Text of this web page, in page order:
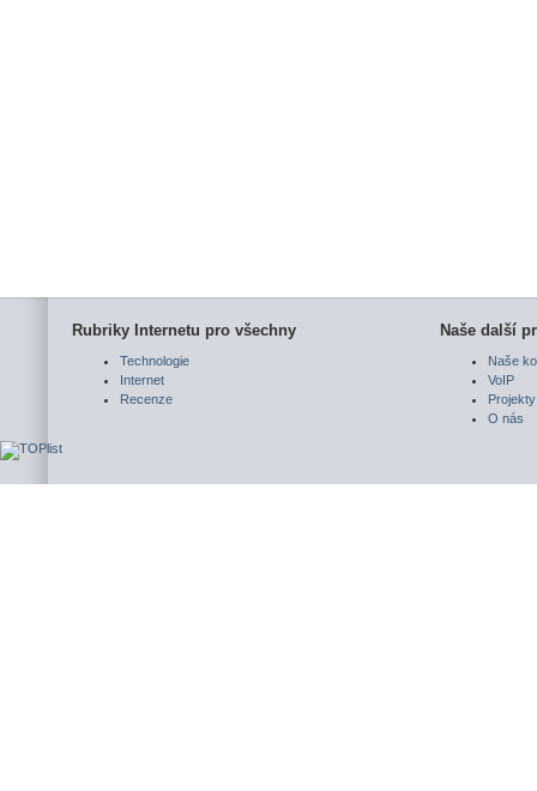
Rubriky Internetu pro všechny
Technologie
Internet
Recenze
Naše další
Naše
VoIP
Projekty
O nás